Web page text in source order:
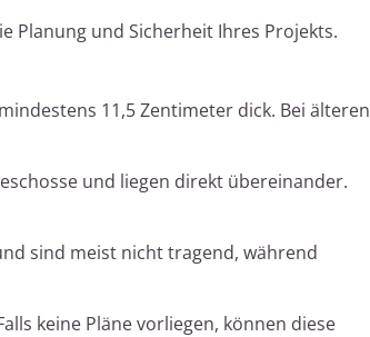
Planung und Sicherheit Ihres Projekts.
11,5 Zentimeter dick. Bei älteren
und liegen direkt übereinander.
sind meist nicht tragend, während
keine Pläne vorliegen, können diese